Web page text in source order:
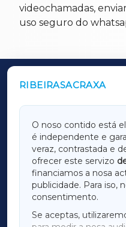
videochamadas,
uso seguro do
RIBEIRASACRAXA
O noso contido está
é independente e
veraz, contrastada e
ofrecer este servizo
financiamos a nosa
publicidade. Para iso,
consentimento.
Se aceptas,
OUTROS